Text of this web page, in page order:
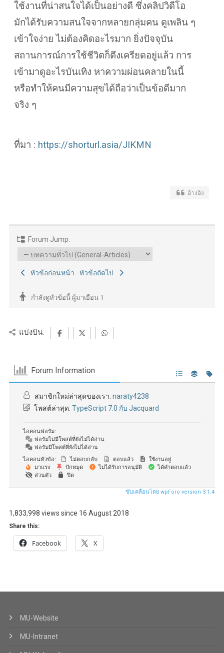
ใช้งานที่น่าสนใจได้เป็นอย่างดี ซึ่งคลิปวิดีโอ
มักได้รับความสนใจจากหลายกลุ่มคน ดูเพลิน ๆ
เข้าใจง่าย ไม่ต้องคิดอะไรมาก ยิ่งปัจจุบัน
สถานการณ์การใช้ชีวิตก็ตึงเครียดอยู่แล้ว การ
เข้ามาดูอะไรบันเทิง หาความผ่อนคลายในนี้
หรือทำให้คนมีความสุขได้ถือว่าเป็นข้อดีมาก
จริง ๆ
ที่มา : https://shorturl.asia/JIKMN
อ้างอิง
Forum Jump:
หัวข้อก่อนหน้า หัวข้อถัดไป
กำลังดูหัวข้อนี้ ผู้มาเยือน 1
แบ่งปัน:
Forum Information
สมาชิกใหม่ล่าสุดของเรา: naraty4238
โพสต์ล่าสุด: TypeScript 7.0 กับ Jacquard
ไอคอนฟอรัม:
ฟอรัมไม่มีโพสต์ที่ยังไม่ได้อ่าน
ฟอรัมมีโพสต์ที่ยังไม่ได้อ่าน
ไอคอนหัวข้อ:
ไม่ตอบกลับ ตอบแล้ว
ใช้งานอยู่
มาแรง
ปักหมุด ไม่ได้รับการอนุมัติ
ได้คำตอบแล้ว
ส่วนตัว
ปิด
ขับเคลื่อนโดย wpForo version 3.1.4
1,833,998 views since 16 August 2018
Share this:
Facebook X
MU-Website
MU-Intranet